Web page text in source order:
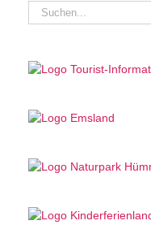
Suche
nach: